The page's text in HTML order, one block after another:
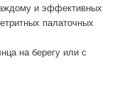
и эффективных
палаточных
на берегу или с